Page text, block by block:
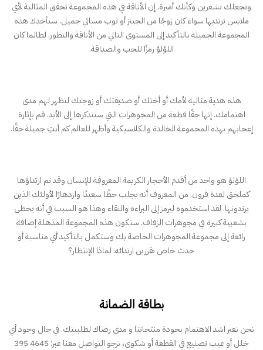
وتجعلك تشعرين وكأنك أميرة. إن الأناقة في هذه المجموعة تحقق المثالية لأي
ملابس ترتديها سواء كان زوجًا من الجينز أو ثوب مسائي جميل. ستأخذك هذه
المجموعة الجميلة بالتأكيد إلى المستوى التالي من الأناقة والتطور. لطالما كان
اللؤلؤ رمزًا للحب والصداقة.
هذه هدية مثالية لأمك أو أختك أو صديقتك أو زوجتك لتظهر لهم مدى
اهتمامك. إنها حقًا قطعة من المجوهرات التي ستتذكرها إلى الأبد. قم بإثارة
إعجابهم بهذه المجموعة الخالدة والكلاسيكية وأظهر للعالم كم أنتِ جميلة حقًا.
اللؤلؤ هو واحد من أقدم الأحجار الكريمة المعروفة للإنسان وقد تم ارتداؤها
كملحق لعدة قرون. من المعروف أنه يجلب حظًا سعيدًا وازدهارًا لأولئك الذين
يرتدونها. لقد استخدموه ليرمز إلى البراءة والنقاء وهذا هو السبب في أنه يحظى
بشعبية كبيرة في مجوهرات الزفاف. ستكون هذه المجموعة المذهلة إضافة
رائعة إلى مجموعة المجوهرات الخاصة بك وستكمل بالتأكيد أي مناسبة أو
حدث خاص تقررين ارتدائه. لماذا الإنتظار؟
بطاقة الضمانة
نحن نعير اشد الاهتمام بجودة منتجاتنا و مدى رضاك لطلبيتك. في حال وجود أي
خلل أو عيب تصنيع في القطعة أو شكوى، نرجو التواصل معنا عبر: 4645 395